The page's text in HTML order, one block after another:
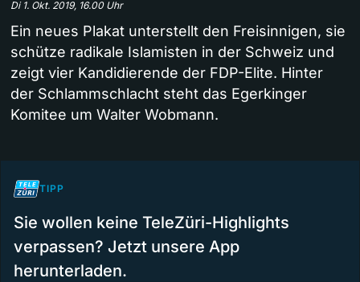
Di 1. Okt. 2019, 16.00 Uhr
Ein neues Plakat unterstellt den Freisinnigen, sie
schütze radikale Islamisten in der Schweiz und
zeigt vier Kandidierende der FDP-Elite. Hinter
der Schlammschlacht steht das Egerkinger
Komitee um Walter Wobmann.
TIPP
Sie wollen keine TeleZüri-Highlights
verpassen? Jetzt unsere App
herunterladen.